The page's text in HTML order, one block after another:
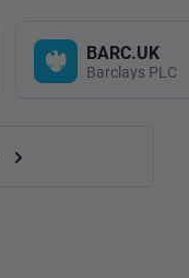
BARC.UK
Barclays PLC